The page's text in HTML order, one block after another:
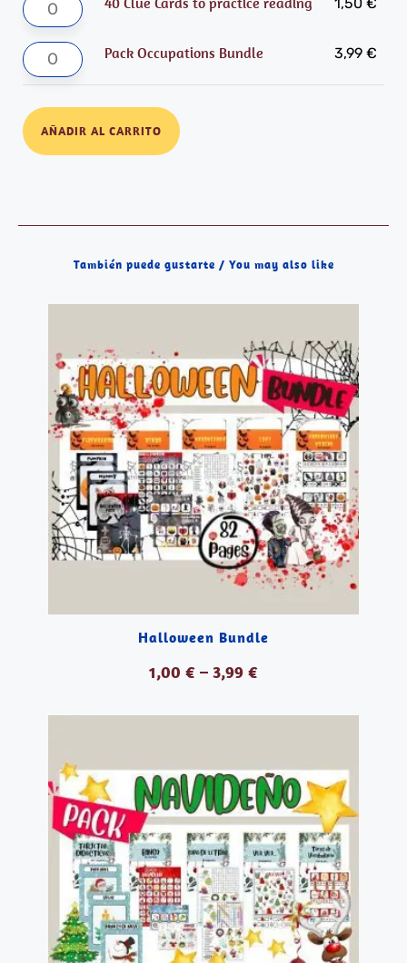
Pack Occupations Bundle 3,99 €
AÑADIR AL CARRITO
También puede gustarte / You may also like
Halloween Bundle
1,00 € – 3,99 €